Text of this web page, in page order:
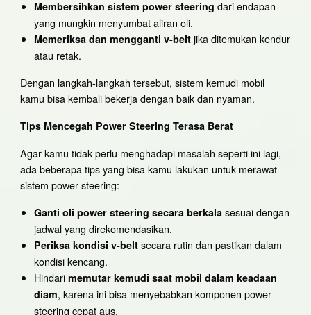
Membersihkan sistem power steering dari endapan
yang mungkin menyumbat aliran oli.
Memeriksa dan mengganti v-belt jika ditemukan kendur
atau retak.
Dengan langkah-langkah tersebut, sistem kemudi mobil
kamu bisa kembali bekerja dengan baik dan nyaman.
Tips Mencegah Power Steering Terasa Berat
Agar kamu tidak perlu menghadapi masalah seperti ini lagi,
ada beberapa tips yang bisa kamu lakukan untuk merawat
sistem power steering:
Ganti oli power steering secara berkala sesuai dengan
jadwal yang direkomendasikan.
Periksa kondisi v-belt secara rutin dan pastikan dalam
kondisi kencang.
Hindarimemutar kemudi saat mobil dalam keadaan
diam, karena ini bisa menyebabkan komponen power
steering cepat aus.